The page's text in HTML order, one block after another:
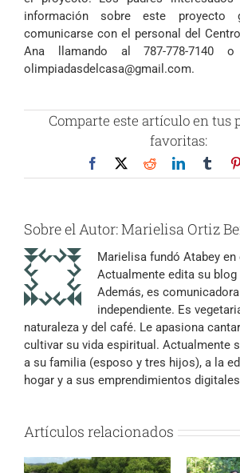
información sobre este proyecto
comunicarse con el personal del
Ana llamando al 787-778-7140
olimpiadasdelcasa@gmail.com.
Comparte este artículo en tus
favoritas:
Facebook RedditLinkedIn
Sobre el Autor:Marielisa Ortiz
Marielisa fundó Atabey en
Actualmente edita su blog
Además, es
independiente. Es
naturaleza y del café. Le apasiona
cultivar su vida espiritual. Actualmente
a su familia (esposo y tres hijos), a la
hogar y a sus emprendimientos
Artículos relacionados